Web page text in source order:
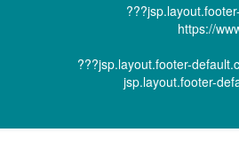
https://
???jsp.layout.footer-
jsp.layout.footer-